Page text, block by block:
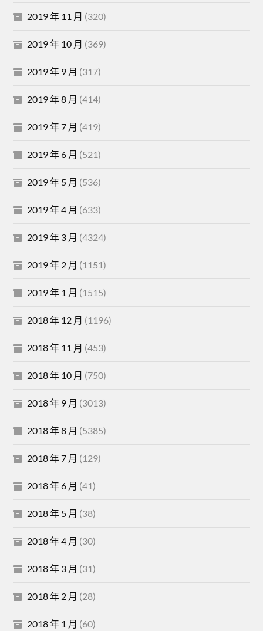
2019 年 11 月 (320)
2019 年 10 月 (369)
2019 年 9 月 (317)
2019 年 8 月 (414)
2019 年 7 月 (419)
2019 年 6 月 (521)
2019 年 5 月 (536)
2019 年 4 月 (633)
2019 年 3 月 (4324)
2019 年 2 月 (1151)
2019 年 1 月 (1515)
2018 年 12 月 (1196)
2018 年 11 月 (453)
2018 年 10 月 (750)
2018 年 9 月 (3013)
2018 年 8 月 (5385)
2018 年 7 月 (129)
2018 年 6 月 (41)
2018 年 5 月 (38)
2018 年 4 月 (30)
2018 年 3 月 (31)
2018 年 2 月 (28)
2018 年 1 月 (60)